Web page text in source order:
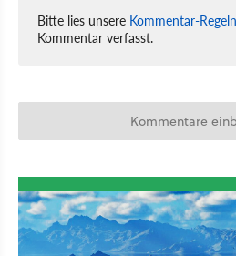
Bitte lies unsere Kommentar-Regeln
Kommentar verfasst.
Kommentare